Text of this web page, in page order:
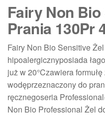
Fairy Non
Prania 130Pr
Fairy Non Bio Sensitive
hipoalergicznyposiada
już w 20°Czawiera
wodęprzeznaczony do
ręcznegoseria
Non Bio Professional Żel